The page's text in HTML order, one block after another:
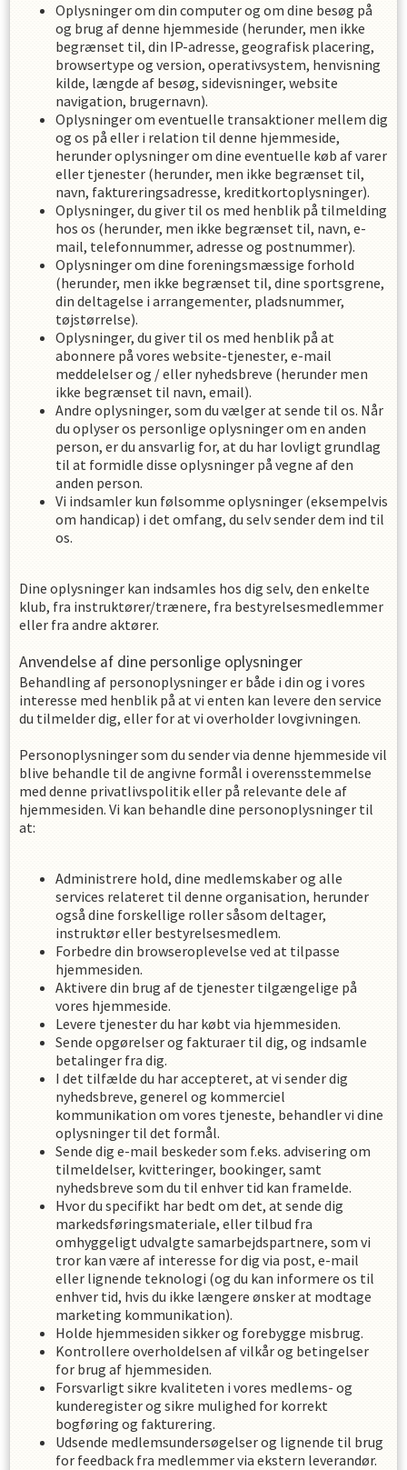
Oplysninger om din computer og om dine besøg på
og brug af denne hjemmeside (herunder, men ikke
begrænset til, din IP-adresse, geografisk placering,
browsertype og version, operativsystem, henvisning
kilde, længde af besøg, sidevisninger, website
navigation, brugernavn).
Oplysninger om eventuelle transaktioner mellem dig
og os på eller i relation til denne hjemmeside,
herunder oplysninger om dine eventuelle køb af varer
eller tjenester (herunder, men ikke begrænset til,
navn, faktureringsadresse, kreditkortoplysninger).
Oplysninger, du giver til os med henblik på tilmelding
hos os (herunder, men ikke begrænset til, navn, e-
mail, telefonnummer, adresse og postnummer).
Oplysninger om dine foreningsmæssige forhold
(herunder, men ikke begrænset til, dine sportsgrene,
din deltagelse i arrangementer, pladsnummer,
tøjstørrelse).
Oplysninger, du giver til os med henblik på at
abonnere på vores website-tjenester, e-mail
meddelelser og / eller nyhedsbreve (herunder men
ikke begrænset til navn, email).
Andre oplysninger, som du vælger at sende til os. Når
du oplyser os personlige oplysninger om en anden
person, er du ansvarlig for, at du har lovligt grundlag
til at formidle disse oplysninger på vegne af den
anden person.
Vi indsamler kun følsomme oplysninger (eksempelvis
om handicap) i det omfang, du selv sender dem ind til
os.
Dine oplysninger kan indsamles hos dig selv, den enkelte
klub, fra instruktører/trænere, fra bestyrelsesmedlemmer
eller fra andre aktører.
Anvendelse af dine personlige oplysninger
Behandling af personoplysninger er både i din og i vores
interesse med henblik på at vi enten kan levere den service
du tilmelder dig, eller for at vi overholder lovgivningen.
Personoplysninger som du sender via denne hjemmeside vil
blive behandle til de angivne formål i overensstemmelse
med denne privatlivspolitik eller på relevante dele af
hjemmesiden. Vi kan behandle dine personoplysninger til
at:
Administrere hold, dine medlemskaber og alle
services relateret til denne organisation, herunder
også dine forskellige roller såsom deltager,
instruktør eller bestyrelsesmedlem.
Forbedre din browseroplevelse ved at tilpasse
hjemmesiden.
Aktivere din brug af de tjenester tilgængelige på
vores hjemmeside.
Levere tjenester du har købt via hjemmesiden.
Sende opgørelser og fakturaer til dig, og indsamle
betalinger fra dig.
I det tilfælde du har accepteret, at vi sender dig
nyhedsbreve, generel og kommerciel
kommunikation om vores tjeneste, behandler vi dine
oplysninger til det formål.
Sende dig e-mail beskeder som f.eks. advisering om
tilmeldelser, kvitteringer, bookinger, samt
nyhedsbreve som du til enhver tid kan framelde.
Hvor du specifikt har bedt om det, at sende dig
markedsføringsmateriale, eller tilbud fra
omhyggeligt udvalgte samarbejdspartnere, som vi
tror kan være af interesse for dig via post, e-mail
eller lignende teknologi (og du kan informere os til
enhver tid, hvis du ikke længere ønsker at modtage
marketing kommunikation).
Holde hjemmesiden sikker og forebygge misbrug.
Kontrollere overholdelsen af ​​vilkår og betingelser
for brug af hjemmesiden.
Forsvarligt sikre kvaliteten i vores medlems- og
kunderegister og sikre mulighed for korrekt
bogføring og fakturering.
Udsende medlemsundersøgelser og lignende til brug
for feedback fra medlemmer via ekstern leverandør.